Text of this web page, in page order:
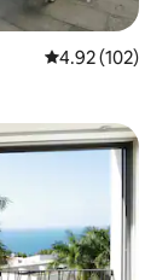
Calificación
4.92 (102)